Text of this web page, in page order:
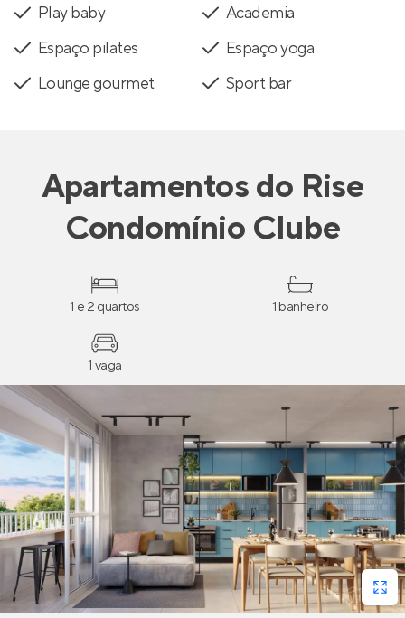
Play baby
Academia
Espaço pilates
Espaço yoga
Lounge gourmet
Sport bar
Apartamentosdo Rise
Condomínio Clube
1 e 2 quartos 1 banheiro
1 vaga